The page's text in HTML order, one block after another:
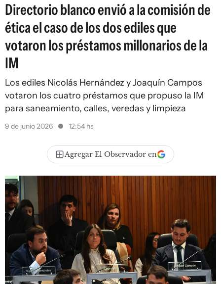
Directorio blanco envió a la comisión de
ética el caso de los dos ediles que
votaron los préstamos millonarios de la
IM
Los ediles Nicolás Hernández y Joaquín Campos
votaron los cuatro préstamos que propuso la IM
para saneamiento, calles, veredas y limpieza
9 de junio 2026 12:54 hs
Agregar El Observador en